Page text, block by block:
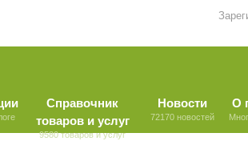
Справочник
товаров и услуг
9580 товаров и услуг
Новости
72170 новостей
О